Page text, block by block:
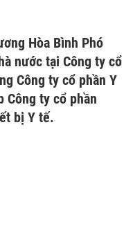
Hòa Bình Phó
nước tại Công ty cổ
Công ty cổ phần Y
Công ty cổ phần
bị Y tế.